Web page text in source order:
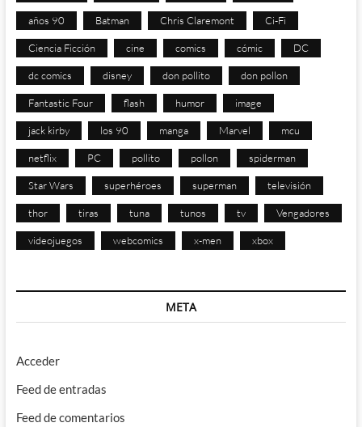
años 90 Batman Chris Claremont Ci-Fi
Ciencia Ficción cine comics cómic DC
dc comics disney don pollito don pollon
Fantastic Four flash humor image
jack kirby los 90 manga Marvel mcu
netflix PC pollito pollon spiderman
Star Wars superhéroes superman televisión
thor tiras tuna tunos tv Vengadores
videojuegos webcomics x-men xbox
META
Acceder
Feed de entradas
Feed de comentarios